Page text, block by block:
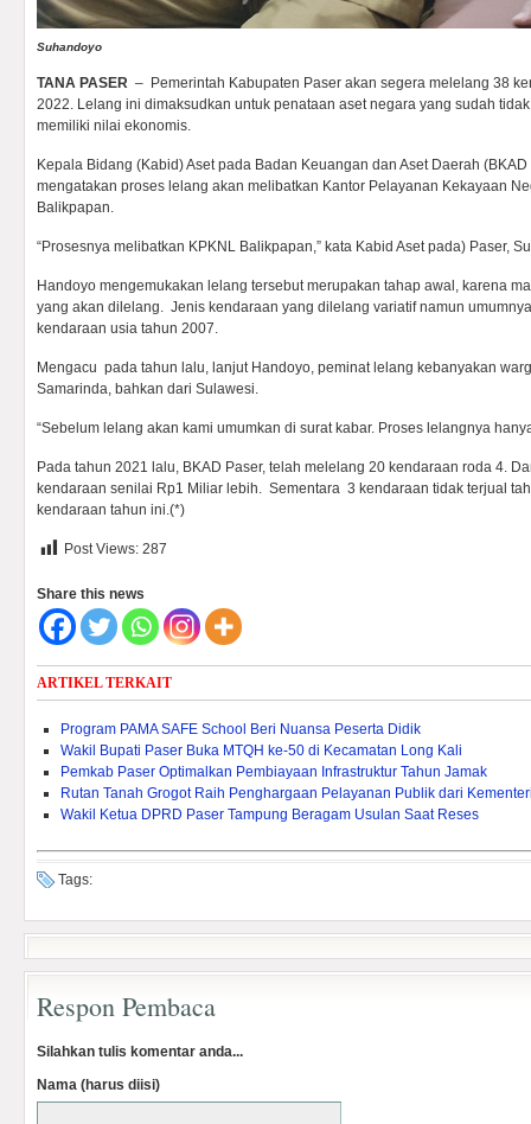
Suhandoyo
TANA PASER – Pemerintah Kabupaten Paser akan segera melelang 38
2022. Lelang ini dimaksudkan untuk penataan aset negara yang sudah
memiliki nilai ekonomis.
Kepala Bidang (Kabid) Aset pada Badan Keuangan dan Aset Daerah
mengatakan proses lelang akan melibatkan Kantor Pelayanan Kekayaan
Balikpapan.
“Prosesnya melibatkan KPKNL Balikpapan,” kata Kabid Aset pada) Paser,
Handoyo mengemukakan lelang tersebut merupakan tahap awal, karena
yang akan dilelang. Jenis kendaraan yang dilelang variatif namun
kendaraan usia tahun 2007.
Mengacu pada tahun lalu, lanjut Handoyo, peminat lelang kebanyakan
Samarinda, bahkan dari Sulawesi.
“Sebelum lelang akan kami umumkan di surat kabar. Proses lelangnya
Pada tahun 2021 lalu, BKAD Paser, telah melelang 20 kendaraan roda 4.
kendaraan senilai Rp1 Miliar lebih. Sementara 3 kendaraan tidak terjual
kendaraan tahun ini.(*)
Post Views: 287
Share this news
ARTIKEL TERKAIT
Program PAMA SAFE School Beri Nuansa Peserta Didik
Wakil Bupati Paser Buka MTQH ke-50 di Kecamatan Long Kali
Pemkab Paser Optimalkan Pembiayaan Infrastruktur Tahun Jamak
Rutan Tanah Grogot Raih Penghargaan Pelayanan Publik dari
Wakil Ketua DPRD Paser Tampung Beragam Usulan Saat Reses
Tags:
Respon Pembaca
Silahkan tulis komentar anda...
Nama (harus diisi)